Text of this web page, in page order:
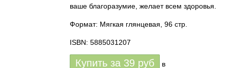
ваше благоразумие, желает всем здоровья.
Формат: Мягкая глянцевая, 96 стр.
ISBN: 5885031207
Купить за 39 руб в